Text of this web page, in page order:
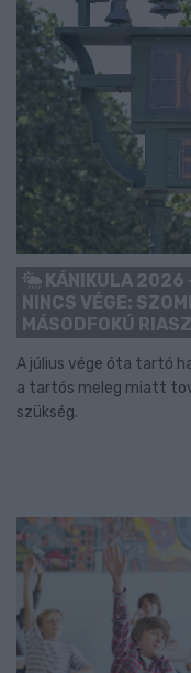
KÁNIKULA 2026
NINCS VÉGE:
MÁSODFOKÚ
A július vége óta tartó
a tartós meleg miatt
szükség.